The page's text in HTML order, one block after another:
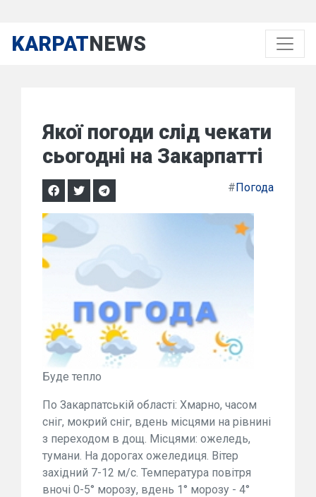
KARPATNEWS
Якої погоди слід чекати
сьогодні на Закарпатті
#Погода
Буде тепло
По Закарпатській області: Хмарно, часом
сніг, мокрий сніг, вдень місцями на рівнині
з переходом в дощ. Місцями: ожеледь,
тумани. На дорогах ожеледиця. Вітер
західний 7-12 м/с. Температура повітря
вночі 0-5° морозу, вдень 1° морозу - 4°